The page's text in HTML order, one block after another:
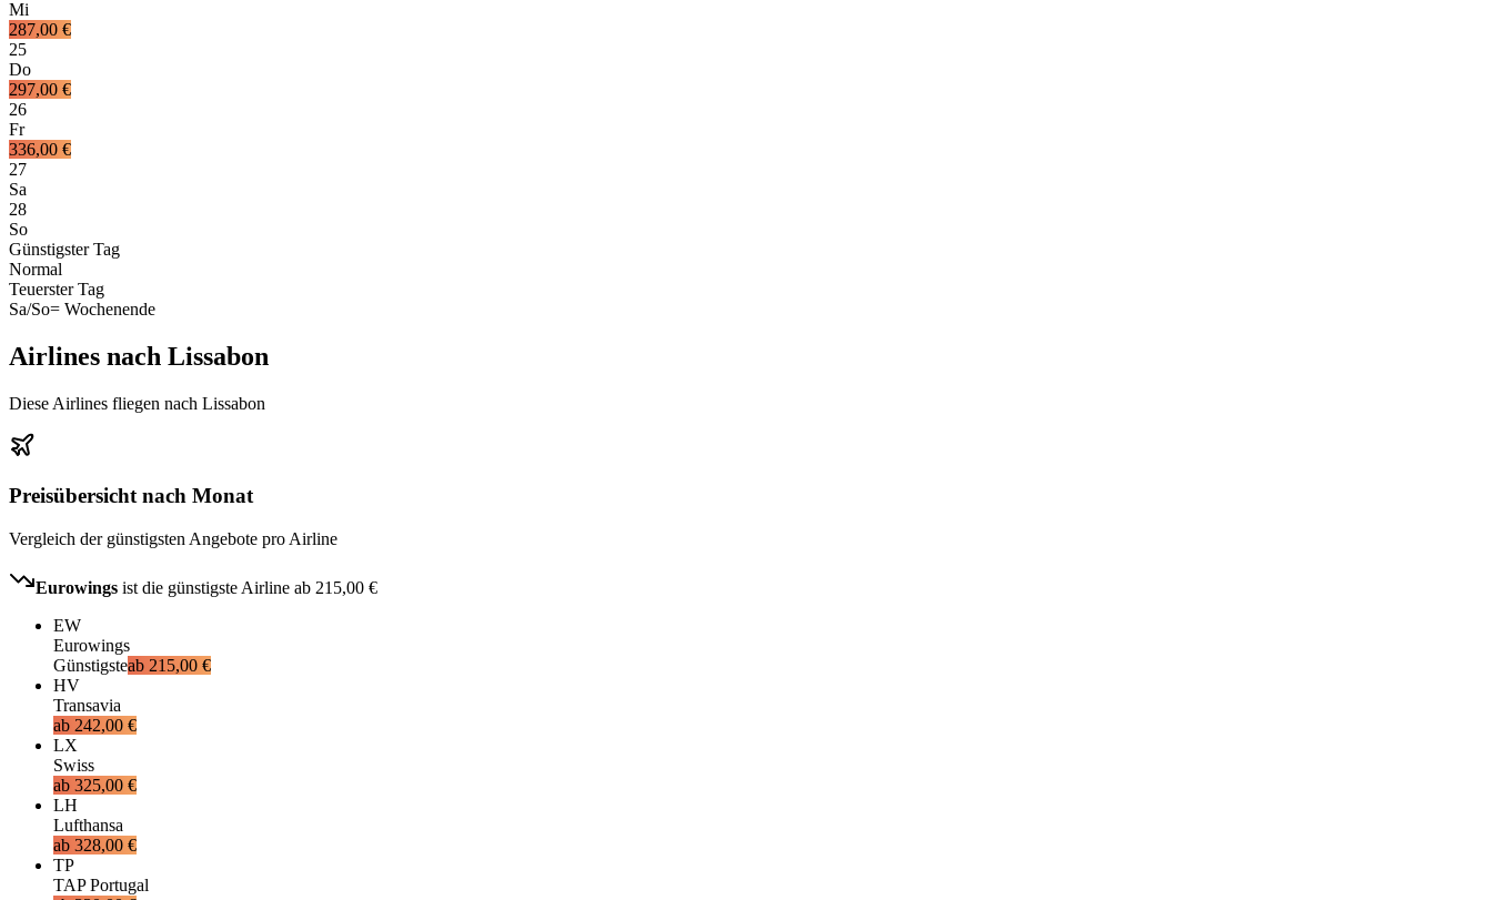
Mi
287,00 €
25
Do
297,00 €
26
Fr
336,00 €
27
Sa
28
So
Günstigster Tag
Normal
Teuerster Tag
Sa/So= Wochenende
Airlines nach Lissabon
Diese Airlines fliegen nach Lissabon
Preisübersicht nach Monat
Vergleich der günstigsten Angebote pro Airline
Eurowings ist die günstigste Airline ab 215,00 €
EW
Eurowings
Günstigsteab 215,00 €
HV
Transavia
ab 242,00 €
LX
Swiss
ab 325,00 €
LH
Lufthansa
ab 328,00 €
TP
TAP Portugal